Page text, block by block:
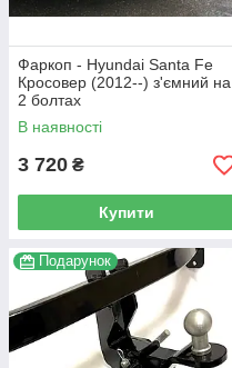
Фаркоп - Hyundai Santa Fe
Кросовер (2012--) з'ємний на
2 болтах
В наявності
3 720 ₴
Купити
Подарунок